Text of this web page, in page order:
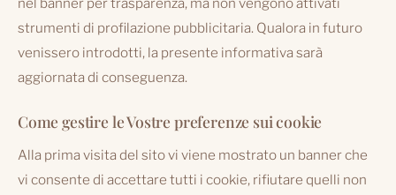
strumenti di profilazione pubblicitaria. Qualora in futuro
venissero introdotti, la presente informativa sarà
aggiornata di conseguenza.
Come gestire le Vostre preferenze sui cookie
Alla prima visita del sito vi viene mostrato un banner che
vi consente di accettare tutti i cookie, rifiutare quelli non